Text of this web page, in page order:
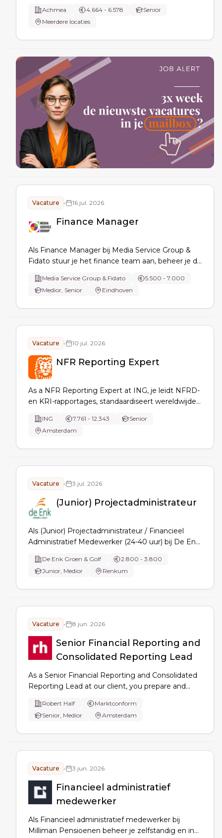
stakeholders, stuur je op afstemming bij
afhankelijkheden en stimuleer je eigenaarschap,
Achmea 4.664 - 6.578
Senior
Meerdere locaties
Vacature • 16 jul. 2026
Finance Manager
Als Finance Manager bij Media Service Group &
Fidato stuur je het finance team aan, beheer je de
afsluitingen, consolidatie en forecasting, adviseer
je management en implementeer je een nieuw
Media Service Group & Fidato
5.500 - 7.000
Medior, Senior
Eindhoven
Vacature • 10 jul. 2026
NFR Reporting Expert
As a NFR Reporting Expert at ING, je leidt NFRD-
en KRI-rapportages, standaardiseert wereldwijde
thresholds, en bewaakt event- en regulatory
reporting voor consistente, kwalitatieve non-
ING 7.761 - 12.343
Senior
Amsterdam
Vacature • 3 jul. 2026
(Junior) Projectadministrateur
Als (Junior) Projectadministrateur / Financieel
Administratief Medewerker (24-40 uur) bij De Enk
jaarrapportages, beheer je project- en financiële
administratie en verbeter je processen, inclusief
De Enk Groen & Golf
2.800 - 3.800
Junior, Medior
Renkum
Vacature • 8 jun. 2026
Senior Financial Reporting and
Consolidated Reporting Lead
As a Senior Financial Reporting and Consolidated
Reporting Lead at our client, you prepare and
statements, validate and analyze financial data,
ensure IFRS/NL-GAAP compliance, support
Robert Half
Marktconform
Senior, Medior
Amsterdam
Vacature • 3 jun. 2026
Financieel administratief
medewerker
Als Financieel administratief medewerker bij
Milliman Pensioenen beheer je zelfstandig en in